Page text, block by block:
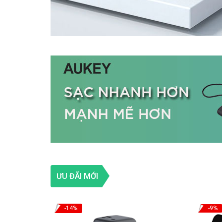
ƯU ĐÃI MỚI
-14% -9%